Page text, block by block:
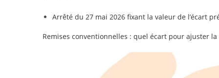
Arrêté du 27 mai 2026 fixant la valeur de l’écart
Remises conventionnelles : quel écart pour ajuster la